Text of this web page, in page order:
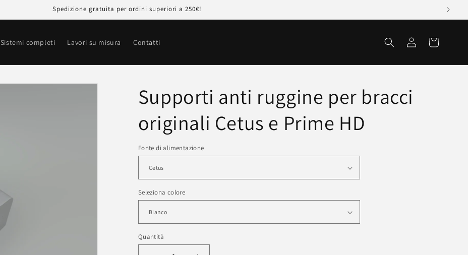
Spedizione gratuita per ordini superiori a 250€!
Sistemi completi Lavori su misura Contatti Accedi Carrello
Supporti anti ruggine per bracci
originali Cetus e Prime HD
Fonte di alimentazione
Seleziona colore
Quantità
Quantità